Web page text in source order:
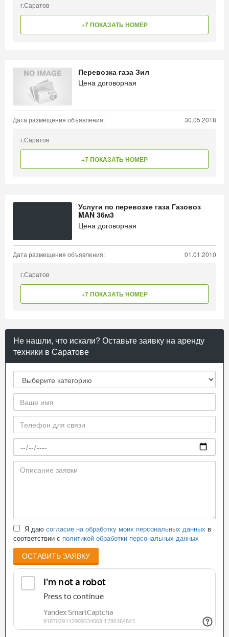
г.Саратов
+7 ПОКАЗАТЬ НОМЕР
Перевозка газа Зил
Цена договорная
Дата размещения объявления: 30.05.2018
г.Саратов
+7 ПОКАЗАТЬ НОМЕР
Услуги по перевозке газа Газовоз
MAN 36м3
Цена договорная
Дата размещения объявления: 01.01.2010
г.Саратов
+7 ПОКАЗАТЬ НОМЕР
Не нашли, что искали? Оставьте заявку на аренду
техники в Саратове
Я даю согласие на обработку моих персональных данных в
соответствии с политикой обработки персональных данных
ОСТАВИТЬ ЗАЯВКУ